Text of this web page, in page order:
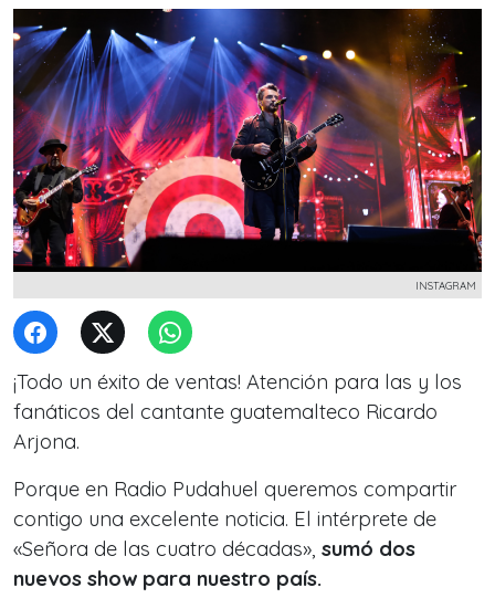
INSTAGRAM
¡Todo un éxito de ventas! Atención para las y los
fanáticos del cantante guatemalteco Ricardo
Arjona.
Porque en Radio Pudahuel queremos compartir
contigo una excelente noticia. El intérprete de
«Señora de las cuatro décadas», sumó dos
nuevos show para nuestro país.